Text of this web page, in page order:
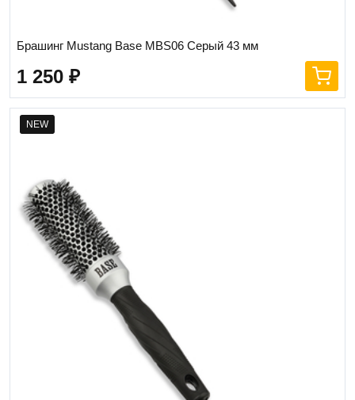
Брашинг Mustang Base MBS06 Серый 43 мм
1 250 ₽
NEW